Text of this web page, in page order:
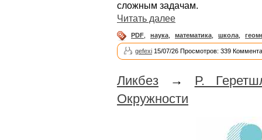
сложным задачам.
Читать далее
PDF наука математика школа
gefexi 15/07/26 Просмотров: 339
Ликбез → Р.
Окружности